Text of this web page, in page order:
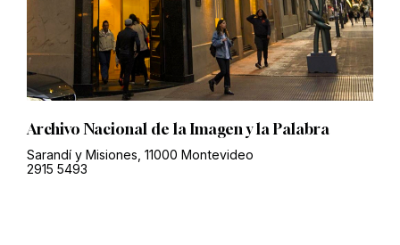
Archivo Nacional de la Imagen y la Palabra
Sarandí y Misiones, 11000 Montevideo
2915 5493